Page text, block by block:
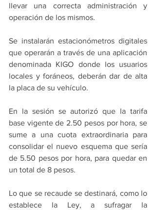
llevar una correcta administración y
operación de los mismos.
Se instalarán estacionómetros digitales
que operarán a través de una aplicación
denominada KIGO donde los usuarios
locales y foráneos, deberán dar de alta
la placa de su vehículo.
En la sesión se autorizó que la tarifa
base vigente de 2.50 pesos por hora, se
sume a una cuota extraordinaria para
consolidar el nuevo esquema que sería
de 5.50 pesos por hora, para quedar en
un total de 8 pesos.
Lo que se recaude se destinará, como lo
establece la Ley, a sufragar la